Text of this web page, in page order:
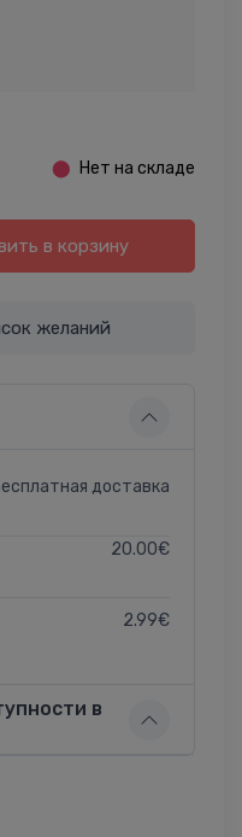
⬤ Нет на складе
в корзину
желаний
доставка
20.00€
2.99€
в